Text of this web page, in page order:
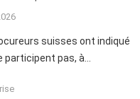
suisses ont indiqué
participent pas, à...